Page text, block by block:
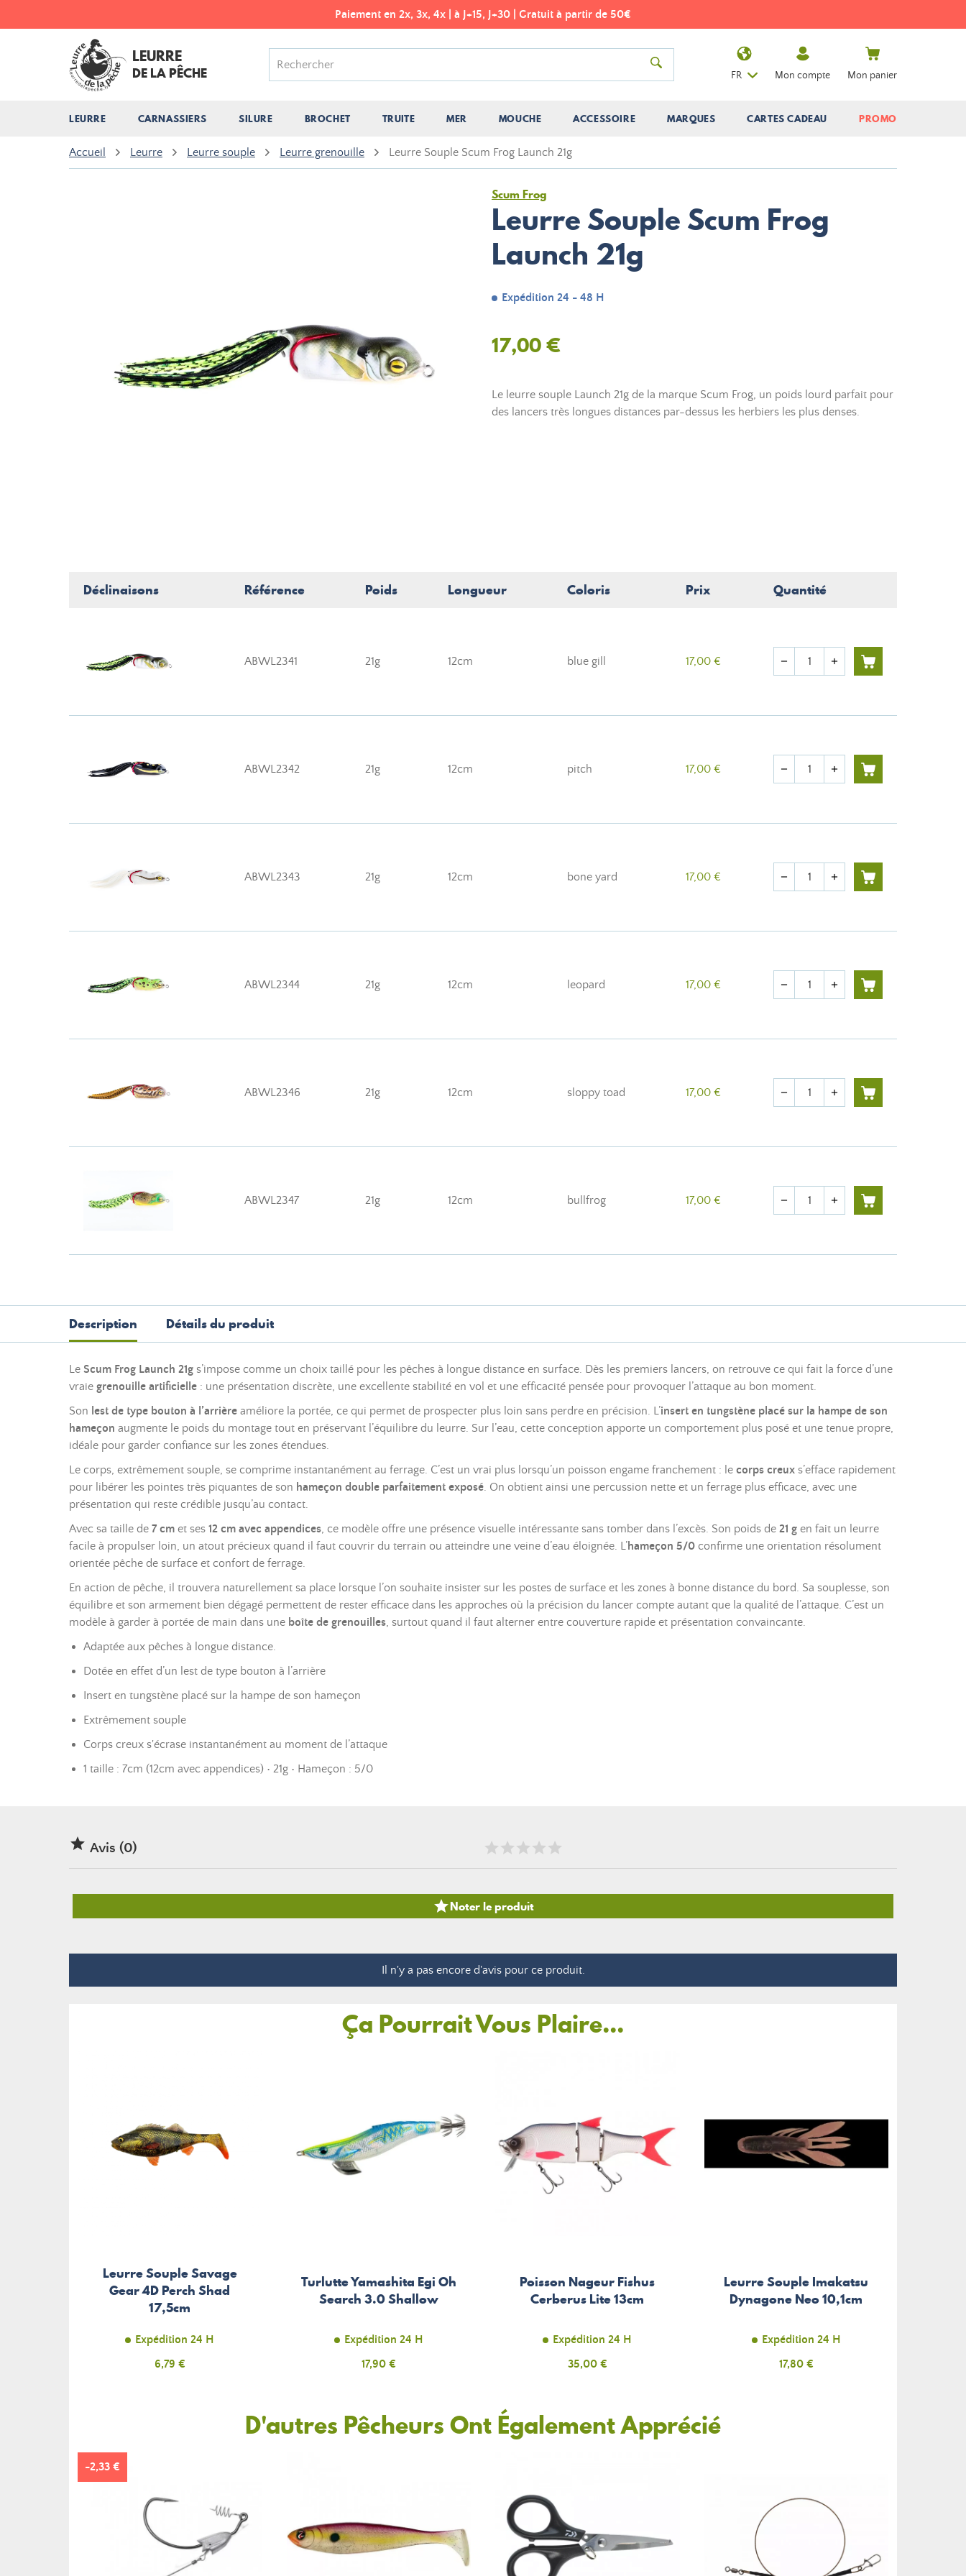
Paiement en 2x, 3x, 4x | à J+15, J+30 | Gratuit à partir de 50€
LEURRE
DE LA PÊCHE
LEURRE CARNASSIERS SILURE BROCHET TRUITE MER MOUCHE ACCESSOIRE MARQUES CARTES CADEAU PROMO
FR Mon compte Mon panier
Accueil Leurre Leurre souple Leurre grenouille Leurre Souple Scum Frog Launch 21g
Scum Frog
Leurre Souple Scum Frog
Launch 21g
Expédition 24 - 48 H
17,00 €
Le leurre souple Launch 21g de la marque Scum Frog, un poids lourd parfait pour
des lancers très longues distances par-dessus les herbiers les plus denses.
Déclinaisons Référence Poids Longueur Coloris Prix Quantité
ABWL2341 21g 12cm blue gill 17,00 € Quantité
remove add
ABWL2342 21g 12cm pitch 17,00 € Quantité
remove add
ABWL2343 21g 12cm bone yard 17,00 € Quantité
remove add
ABWL2344 21g 12cm leopard 17,00 € Quantité
remove add
ABWL2346 21g 12cm sloppy toad 17,00 € Quantité
remove add
ABWL2347 21g 12cm bullfrog 17,00 € Quantité
remove add
Description Détails du produit
Le Scum Frog Launch 21g s’impose comme un choix taillé pour les pêches à longue distance en surface. Dès les premiers lancers, on retrouve ce qui fait la force d’une
vraie grenouille artificielle : une présentation discrète, une excellente stabilité en vol et une efficacité pensée pour provoquer l’attaque au bon moment.
Son lest de type bouton à l’arrière améliore la portée, ce qui permet de prospecter plus loin sans perdre en précision. L’insert en tungstène placé sur la hampe de son
hameçon augmente le poids du montage tout en préservant l’équilibre du leurre. Sur l’eau, cette conception apporte un comportement plus posé et une tenue propre,
idéale pour garder confiance sur les zones étendues.
Le corps, extrêmement souple, se comprime instantanément au ferrage. C’est un vrai plus lorsqu’un poisson engame franchement : le corps creux s’efface rapidement
pour libérer les pointes très piquantes de son hameçon double parfaitement exposé. On obtient ainsi une percussion nette et un ferrage plus efficace, avec une
présentation qui reste crédible jusqu’au contact.
Avec sa taille de 7 cm et ses 12 cm avec appendices, ce modèle offre une présence visuelle intéressante sans tomber dans l’excès. Son poids de 21 g en fait un leurre
facile à propulser loin, un atout précieux quand il faut couvrir du terrain ou atteindre une veine d’eau éloignée. L’hameçon 5/0 confirme une orientation résolument
orientée pêche de surface et confort de ferrage.
En action de pêche, il trouvera naturellement sa place lorsque l’on souhaite insister sur les postes de surface et les zones à bonne distance du bord. Sa souplesse, son
équilibre et son armement bien dégagé permettent de rester efficace dans les approches où la précision du lancer compte autant que la qualité de l’attaque. C’est un
modèle à garder à portée de main dans une boîte de grenouilles, surtout quand il faut alterner entre couverture rapide et présentation convaincante.
Adaptée aux pêches à longue distance.
Dotée en effet d’un lest de type bouton à l’arrière
Insert en tungstène placé sur la hampe de son hameçon
Extrêmement souple
Corps creux s'écrase instantanément au moment de l’attaque
1 taille : 7cm (12cm avec appendices) • 21g • Hameçon : 5/0
 Avis (0)
Noter le produit
Il n'y a pas encore d'avis pour ce produit.
Ça Pourrait Vous Plaire...
Leurre Souple Savage
Gear 4D Perch Shad
17,5cm
Expédition 24 H
Prix
6,79 €
Turlutte Yamashita Egi Oh
Search 3.0 Shallow
Expédition 24 H
Prix
17,90 €
Poisson Nageur Fishus
Cerberus Lite 13cm
Expédition 24 H
Prix
35,00 €
Leurre Souple Imakatsu
Dynagone Neo 10,1cm
Expédition 24 H
Prix
17,80 €
D'autres Pêcheurs Ont Également Apprécié
-2,33 €